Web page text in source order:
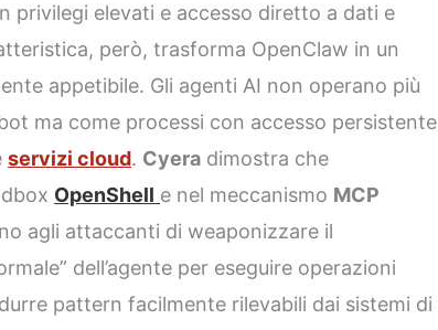
privilegi elevati e accesso diretto a dati e
però, trasforma OpenClaw in un
appetibile. Gli agenti AI non operano più
ma come processi con accesso persistente
servizi cloud. Cyera dimostra che
OpenShell e nel meccanismo MCP
agli attaccanti di weaponizzare il
dell’agente per eseguire operazioni
pattern facilmente rilevabili dai sistemi di